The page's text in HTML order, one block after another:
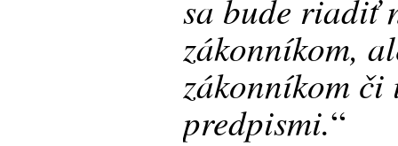
sa bude riadiť
zákonníkom,
zákonníkom
predpismi.“